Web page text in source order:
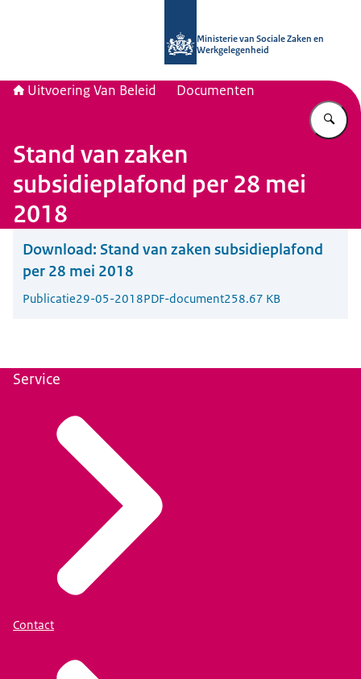
Ministerie van Sociale Zaken en
Werkgelegenheid
Uitvoering Van Beleid Documenten
Stand van zaken
subsidieplafond per 28 mei
2018
Download: Stand van zaken subsidieplafond
per 28 mei 2018
Publicatie29-05-2018PDF-document258.67 KB
Service
Contact